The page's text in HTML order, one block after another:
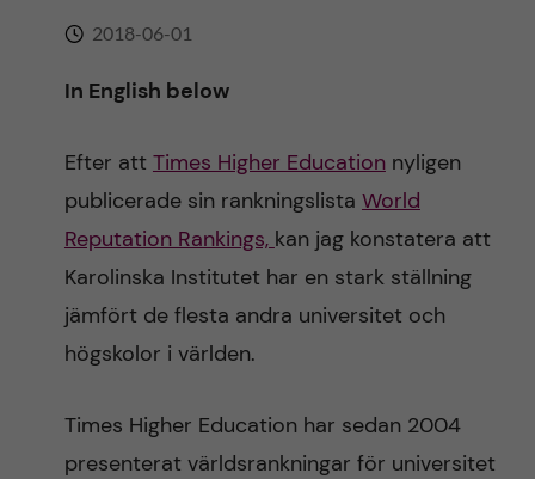
h
f
i
e
d
2018-06-01
In English below
Efter att Times Higher Educationnyligen
publicerade sin rankningslista World
Reputation Rankings, kan jag konstatera att
Karolinska Institutet har en stark ställning
jämfört de flesta andra universitet och
högskolor i världen.
Times Higher Education har sedan 2004
presenterat världsrankningar för universitet